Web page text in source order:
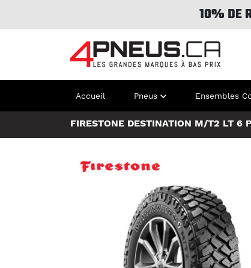
10% DE
Accueil Pneus Ensembles
FIRESTONE DESTINATION M/T2 LT 6